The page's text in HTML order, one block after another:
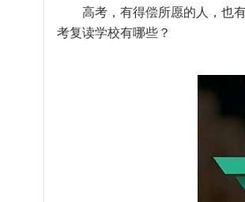
高考，有得偿所愿的人，也有
考复读学校有哪些？